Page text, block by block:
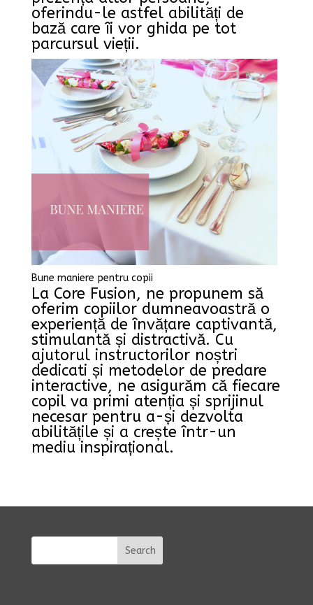
oferindu-le astfel abilități de
bază care îi vor ghida pe tot
parcursul vieții.
Bune maniere pentru copii
La Core Fusion, ne propunem să
oferim copiilor dumneavoastră o
experiență de învățare captivantă,
stimulantă și distractivă. Cu
ajutorul instructorilor noștri
dedicati și metodelor de predare
interactive, ne asigurăm că fiecare
copil va primi atenția și sprijinul
necesar pentru a-și dezvolta
abilitățile și a crește într-un
mediu inspirațional.